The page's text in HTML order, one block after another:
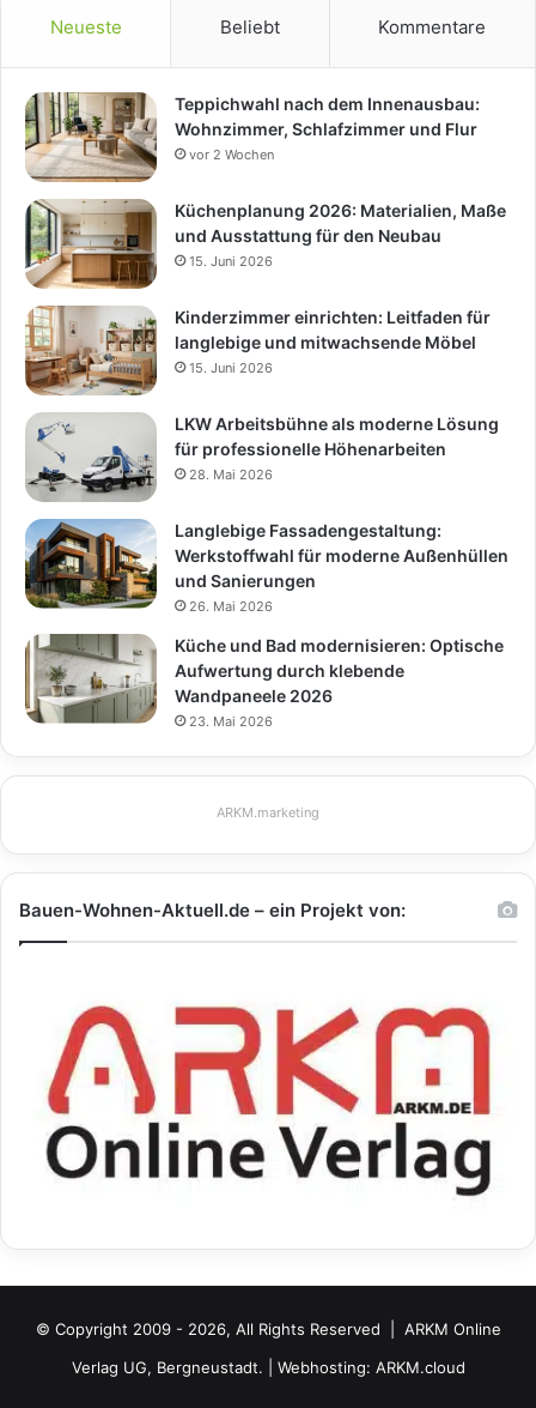
Neueste Beliebt Kommentare
Teppichwahl nach dem Innenausbau:
Wohnzimmer, Schlafzimmer und Flur
vor 2 Wochen
Küchenplanung 2026: Materialien, Maße
und Ausstattung für den Neubau
15. Juni 2026
Kinderzimmer einrichten: Leitfaden für
langlebige und mitwachsende Möbel
15. Juni 2026
LKW Arbeitsbühne als moderne Lösung
für professionelle Höhenarbeiten
28. Mai 2026
Langlebige Fassadengestaltung:
Werkstoffwahl für moderne Außenhüllen
und Sanierungen
26. Mai 2026
Küche und Bad modernisieren: Optische
Aufwertung durch klebende
Wandpaneele 2026
23. Mai 2026
ARKM.marketing
Bauen-Wohnen-Aktuell.de – ein Projekt von:
© Copyright 2009 - 2026, All Rights Reserved | ARKM Online
Verlag UG, Bergneustadt. | Webhosting: ARKM.cloud